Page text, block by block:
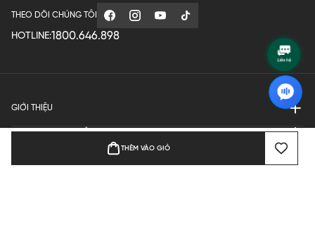
THÊM VÀO GIỎ
THEO DÕI CHÚNG TÔI
HOTLINE:1800.646.898
GIỚI THIỆU
QUY ĐỊNH HOẠT ĐỘNG